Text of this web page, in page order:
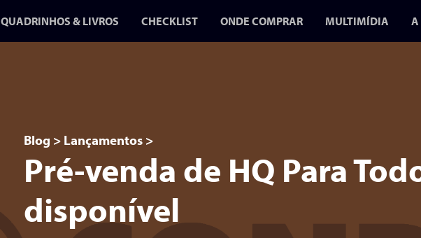
QUADRINHOS & LIVROS CHECKLIST ONDE COMPRAR MULTIMÍDIA
EM JULHO
A
Blog > Lançamentos >
Pré-venda de HQ Para
disponível